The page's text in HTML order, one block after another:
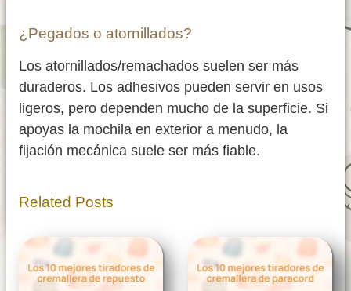
¿Pegados o atornillados?
Los atornillados/remachados suelen ser más
duraderos. Los adhesivos pueden servir en usos
ligeros, pero dependen mucho de la superficie. Si
apoyas la mochila en exterior a menudo, la
fijación mecánica suele ser más fiable.
Related Posts